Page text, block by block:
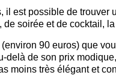
il est possible de
de soirée et de cocktail,
(environ 90 euros) que
delà de son prix
moins très élégant et